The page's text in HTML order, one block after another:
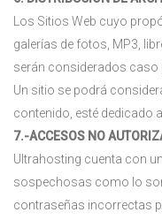
Los Sitios Web cuyo
galerías de fotos, MP3,
serán considerados caso
Un sitio se podrá
contenido, esté dedicado
7.-ACCESOS NO
Ultrahosting cuenta con
sospechosas como lo
contraseñas incorrectas